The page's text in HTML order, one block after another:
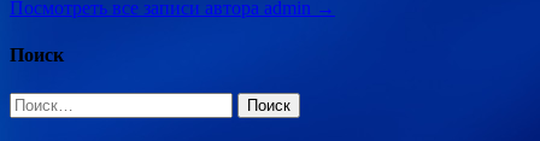
Посмотреть все записи автора admin →
Поиск
Найти: